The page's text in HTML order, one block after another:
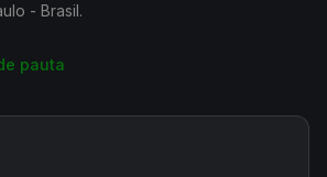
- Brasil.
pauta